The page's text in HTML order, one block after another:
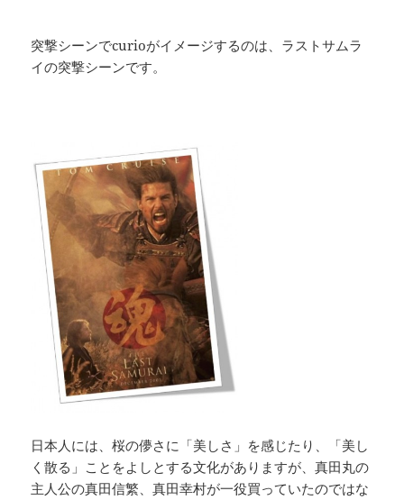
突撃シーンでcurioがイメージするのは、ラストサムラ
イの突撃シーンです。
日本人には、桜の儚さに「美しさ」を感じたり、「美し
く散る」ことをよしとする文化がありますが、真田丸の
主人公の真田信繁、真田幸村が一役買っていたのではな